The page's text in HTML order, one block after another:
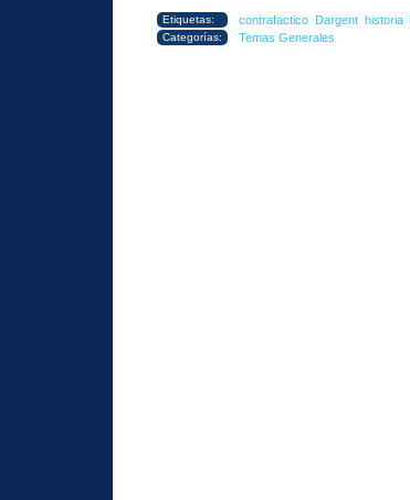
Etiquetas: contrafactico Dargent historia
Categorías: Temas Generales